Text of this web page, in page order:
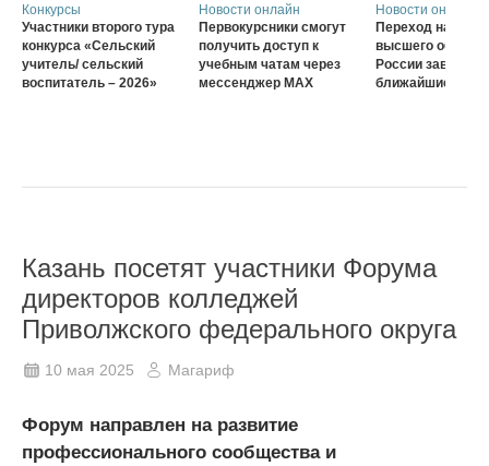
Конкурсы
Участники второго тура
конкурса «Сельский
учитель/ сельский
воспитатель – 2026»
Новости онлайн
Первокурсники смогут
получить доступ к
учебным чатам через
мессенджер MAX
Новости онлайн
Переход на
высшего
России
ближайшие три
Казань посетят участники Форума
директоров колледжей
Приволжского федерального округа
10 мая 2025 Магариф
Форум направлен на развитие
профессионального сообщества и